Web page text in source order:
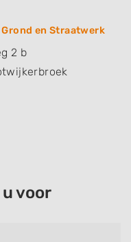
en Straatwerk
2 b
voor